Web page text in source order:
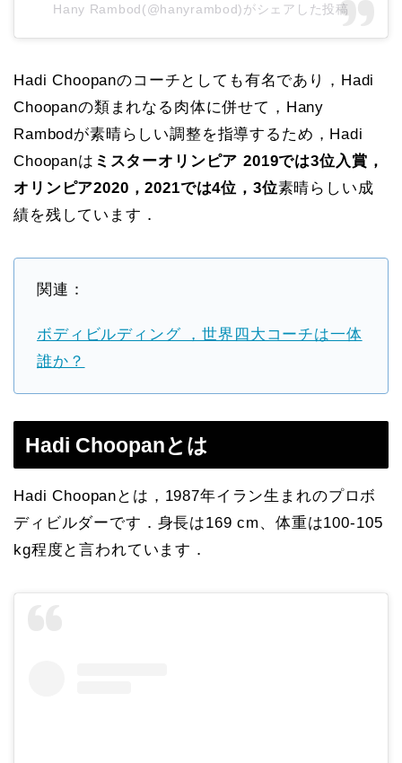
Hany Rambod(@hanyrambod)がシェアした投稿
Hadi Choopanのコーチとしても有名であり，Hadi
Choopanの類まれなる肉体に併せて，Hany
Rambodが素晴らしい調整を指導するため，Hadi
Choopanは ミスターオリンピア 2019では3位入賞，
オリンピア2020，2021では4位，3位素晴らしい成
績を残しています．
関連：
ボディビルディング ，世界四大コーチは一体
誰か？
Hadi Choopanとは
Hadi Choopanとは，1987年イラン生まれのプロボ
ディビルダーです．身長は169 cm、体重は100-105
kg程度と言われています．